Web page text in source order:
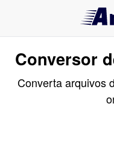
Conversor
Converta arquivos